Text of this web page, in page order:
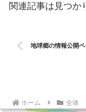
関連記事は見つか
地球郷の情報公開
ホーム 全体